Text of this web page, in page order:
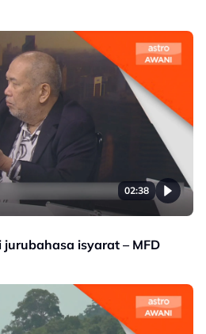
02:38
isyarat – MFD